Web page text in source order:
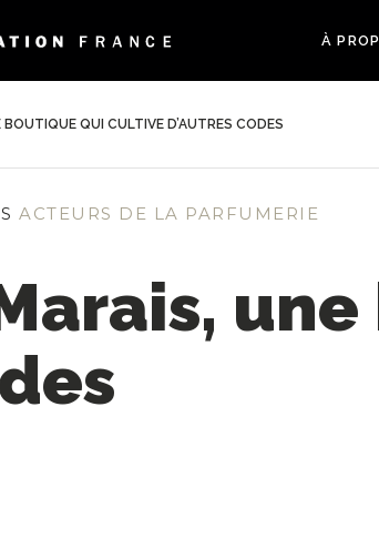
À
QUI CULTIVE D’AUTRES CODES
ACTEURS DE LA PARFUMERIE